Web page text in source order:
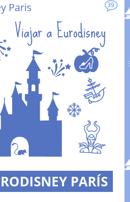
39
Paris
PARÍS